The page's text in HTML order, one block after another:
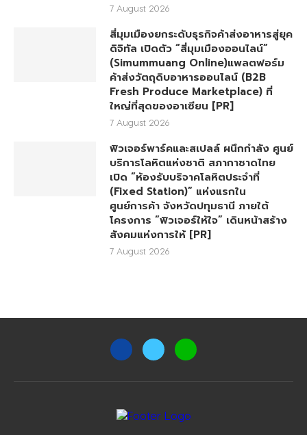
7 August 2026
สี่มุมเมืองยกระดับธุรกิจค้าส่งอาหารสู่ยุค
ดิจิทัล เปิดตัว “สี่มุมเมืองออนไลน์”
(Simummuang Online)แพลตฟอร์ม
ค้าส่งวัตถุดิบอาหารออนไลน์ (B2B
Fresh Produce Marketplace) ที่
ใหญ่ที่สุดของอาเซียน [PR]
7 August 2026
ฟิวเจอร์พาร์คและสเปลล์ ผนึกกำลัง ศูนย์
บริการโลหิตแห่งชาติ สภากาชาดไทย
เปิด “ห้องรับบริจาคโลหิตประจำที่
(Fixed Station)” แห่งแรกใน
ศูนย์การค้า จังหวัดปทุมธานี ภายใต้
โครงการ “ฟิวเจอร์ให้ใจ” เดินหน้าสร้าง
สังคมแห่งการให้ [PR]
7 August 2026